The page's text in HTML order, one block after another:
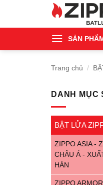
SẢN
Trang chủ /
DANH MỤC
BẬT LỬA
ZIPPO ASIA -
CHÂU Á -
HÀN
ZIPPO